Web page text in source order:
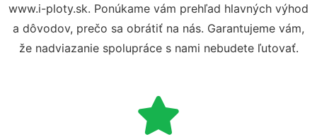
www.i-ploty.sk. Ponúkame vám prehľad hlavných výhod
a dôvodov, prečo sa obrátiť na nás. Garantujeme vám,
že nadviazanie spolupráce s nami nebudete ľutovať.